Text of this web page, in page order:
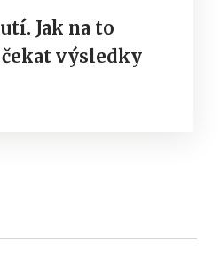
Jak na to
výsledky